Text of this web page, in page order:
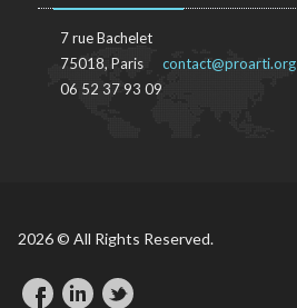
7 rue Bachelet
75018, Paris
06 52 37 93 09
contact@proarti.org
2026 © All Rights Reserved.